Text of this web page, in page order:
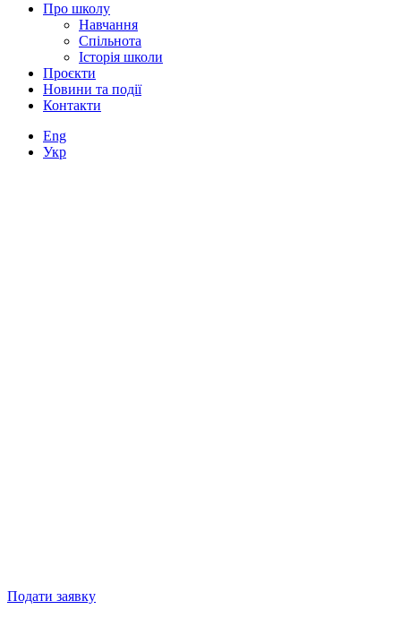
Про школу
Навчання
Спільнота
Історія школи
Проєкти
Новини та події
Контакти
Eng
Укр
Подати заявку